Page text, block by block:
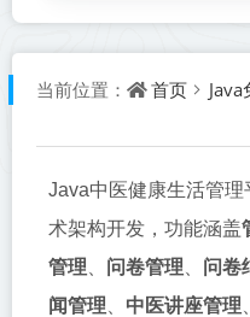
当前位置： 首页
Java中医健康生活管
术架构开发，功能涵盖
管理
问卷管理 问卷
闻管理
中医讲座管理